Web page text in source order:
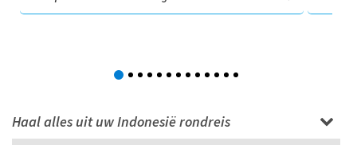
Haal alles uit uw Indonesië rondreis